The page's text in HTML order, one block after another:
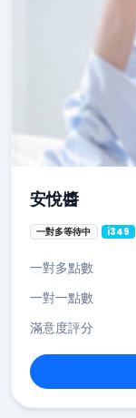
安悅醬
一對多等待中 i349
一對多點數
一對一點數
滿意度評分